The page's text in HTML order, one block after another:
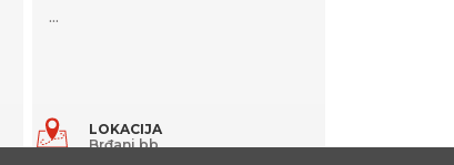
...
LOKACIJA
Brđani bb